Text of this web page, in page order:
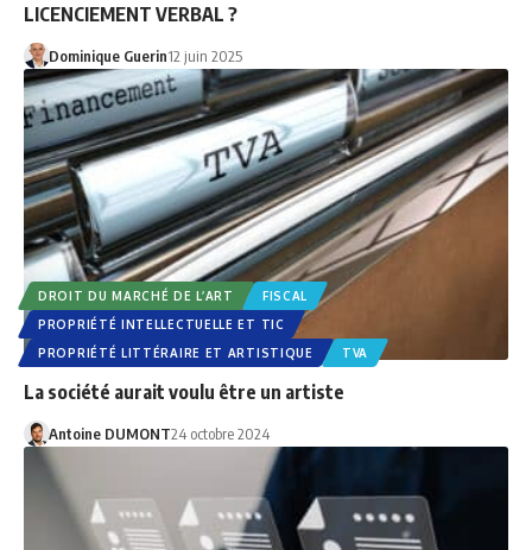
LICENCIEMENT VERBAL ?
Dominique Guerin12 juin 2025
DROIT DU MARCHÉ DE L’ART
FISCAL
PROPRIÉTÉ INTELLECTUELLE ET TIC
PROPRIÉTÉ LITTÉRAIRE ET ARTISTIQUE
TVA
La société aurait voulu être un artiste
Antoine DUMONT24 octobre 2024